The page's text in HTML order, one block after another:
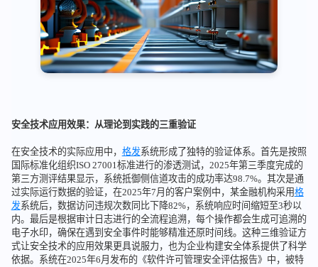
安全技术应用效果：从理论到实践的三重验证
在安全技术的实际应用中， 格发系统形成了独特的验证体系。首先是按照
国际标准化组织ISO 27001标准进行的渗透测试，2025年第三季度完成的
第三方测评结果显示，系统抵御侧信道攻击的成功率达98.7%。其次是通
过实际运行数据的验证，在2025年7月的客户案例中，某金融机构采用格
发系统后，数据访问违规次数同比下降82%，系统响应时间缩短至3秒以
内。最后是根据审计日志进行的全流程追溯，每个操作都会生成可追溯的
电子水印，确保在遇到安全事件时能够精准还原时间线。这种三维验证方
式让安全技术的应用效果更具说服力，也为企业构建安全体系提供了科学
依据。系统在2025年6月发布的《软件许可管理安全评估报告》中，被特